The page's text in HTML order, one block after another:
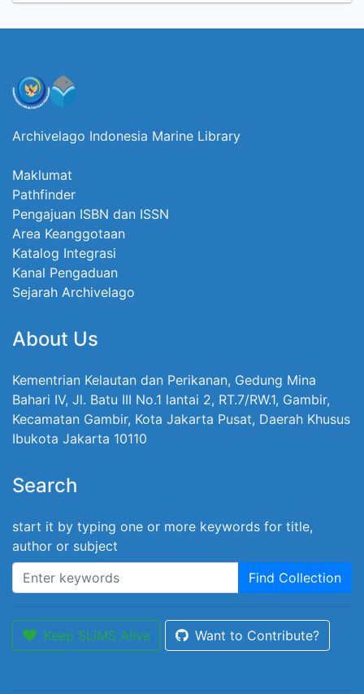
Archivelago Indonesia Marine Library
Maklumat
Pathfinder
Pengajuan ISBN dan ISSN
Area Keanggotaan
Katalog Integrasi
Kanal Pengaduan
Sejarah Archivelago
About Us
Kementrian Kelautan dan Perikanan, Gedung Mina
Bahari IV, Jl. Batu III No.1 lantai 2, RT.7/RW.1, Gambir,
Kecamatan Gambir, Kota Jakarta Pusat, Daerah Khusus
Ibukota Jakarta 10110
Search
start it by typing one or more keywords for title,
author or subject
Find Collection
Keep SLiMS Alive Want to Contribute?